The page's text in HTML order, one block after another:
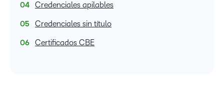
Credenciales apilables
Credenciales sin título
Certificados CBE